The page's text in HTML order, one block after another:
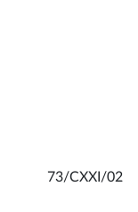
73/CXXI/02